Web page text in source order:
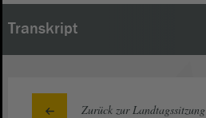
Transkript
Zurück zur Landtagssitzung